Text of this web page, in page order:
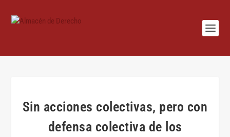
Sin acciones colectivas, pero con
defensa colectiva de los